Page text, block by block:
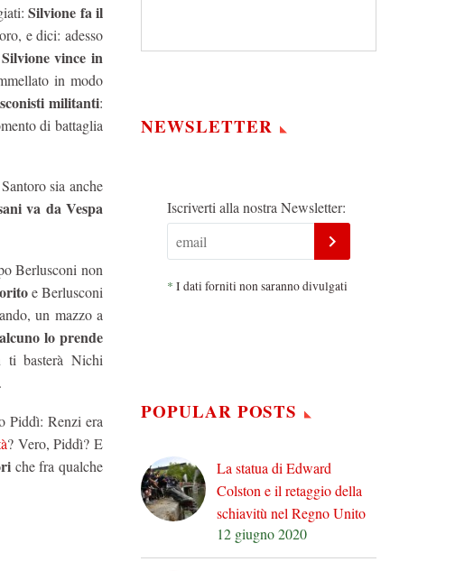
Silvione fa il
e dici: adesso
Silvione vince in
in modo
militanti:
di battaglia
sia anche
va da Vespa
Berlusconi non
e Berlusconi
un mazzo a
lo prende
ti basterà Nichi
Piddì: Renzi era
? Vero, Piddì? E
che fra qualche
NEWSLETTER
Iscriverti alla nostra Newsletter:
* I dati forniti non saranno divulgati
POPULAR POSTS
La statua di Edward
Colston e il retaggio della
schiavitù nel Regno Unito
12 giugno 2020